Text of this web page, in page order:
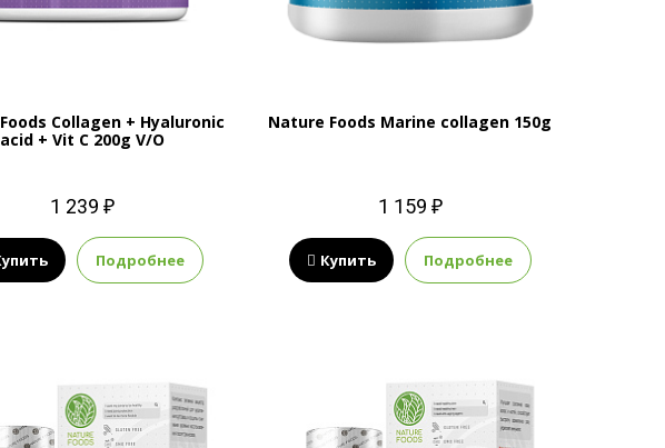
Collagen + Hyaluronic
acid + Vit C 200g V/O
1 239 ₽
Подробнее
Nature Foods Marine collagen 150g
1 159 ₽
Купить Подробнее